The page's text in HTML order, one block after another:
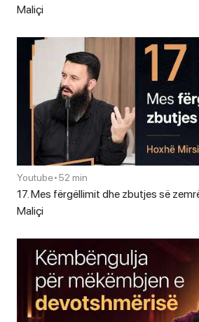
Maliçi
Youtube•52 min
17. Mes fërgëllimit dhe zbutjes së
Maliçi